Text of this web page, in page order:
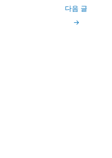
다음 글
→